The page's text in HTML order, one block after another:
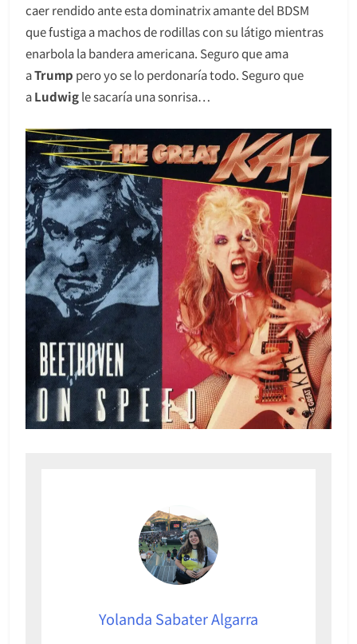
caer rendido ante esta dominatrix amante del BDSM
que fustiga a machos de rodillas con su látigo mientras
enarbola la bandera americana. Seguro que ama
aTrump pero yo se lo perdonaría todo. Seguro que
aLudwigle sacaría una sonrisa…
Yolanda Sabater Algarra